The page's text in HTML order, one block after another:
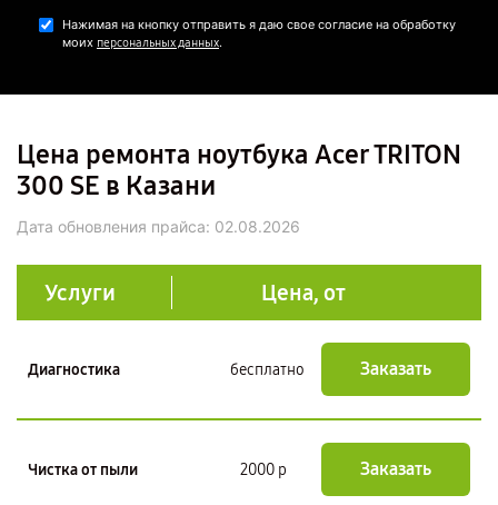
Нажимая на кнопку отправить я даю свое согласие на обработку
моих персональных данных.
Цена ремонта ноутбука Acer TRITON
300 SE в Казани
Дата обновления прайса: 02.08.2026
Услуги Цена, от
Диагностика бесплатно Заказать
Чистка от пыли 2000 р Заказать